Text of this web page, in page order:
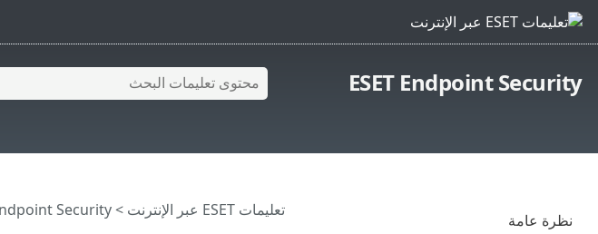
ESET Endpoint Security
تعليمات ESET عبر الإنترنت >
Security